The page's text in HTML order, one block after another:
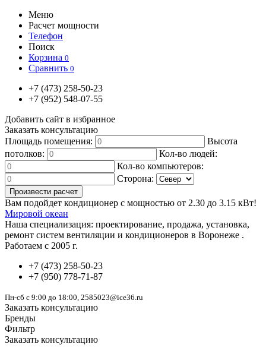
Меню
Расчет мощности
Телефон
Поиск
Корзина 0
Сравнить 0
+7 (473) 258-50-23
+7 (952) 548-07-55
Добавить сайт в избранное
Заказать консультацию
Площадь помещения:
Высота
потолков:
Кол-во людей:
Кол-во компьютеров:
Сторона:
Вам подойдет кондиционер с мощностью от 2.30 до 3.15 кВт!
Мировой океан
Наша специализация: проектирование, продажа, установка,
ремонт систем вентиляции и кондиционеров в Воронеже .
Работаем с 2005 г.
+7 (473) 258-50-23
+7 (950) 778-71-87
Пн-сб с 9:00 до 18:00, 2585023@ice36.ru
Заказать консультацию
Бренды
Фильтр
Заказать консультацию